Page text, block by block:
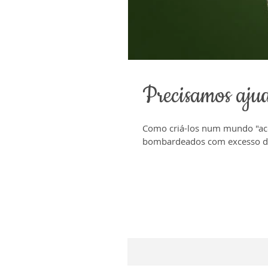
Precisamos
Como criá-los num mundo
bombardeados com excesso